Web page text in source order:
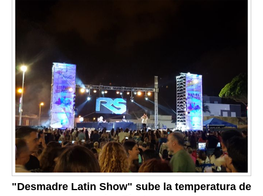
"Desmadre Latin Show" sube la temperatura de